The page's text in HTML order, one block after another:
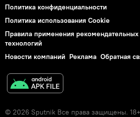
Политика конфиденциальности
Политика использования Cookie
Правила применения рекомендательных
технологий
Новости компаний Реклама Обратная
© 2026 Sputnik Все права защищены. 18+